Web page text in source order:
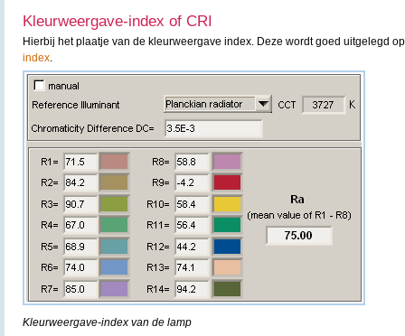
Kleurweergave-index of CRI
Hierbij het plaatje van de kleurweergave index. Deze wordt goed uitgelegd
index.
Kleurweergave-index van de lamp